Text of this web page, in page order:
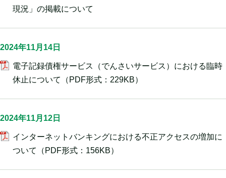
現況」の掲載について
2024年11月14日
電子記録債権サービス（でんさいサービス）における臨時
休止について
（PDF形式：229KB）
2024年11月12日
インターネットバンキングにおける不正アクセスの増加に
ついて
（PDF形式：156KB）